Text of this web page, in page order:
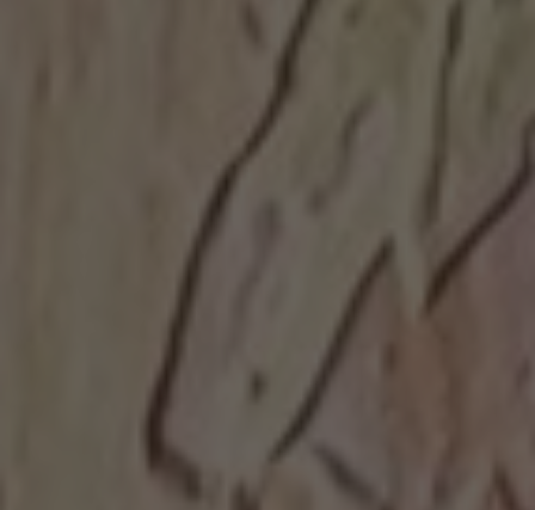
Все необходимые материалы и
инструменты для творчества;
Что входит в стоимость?